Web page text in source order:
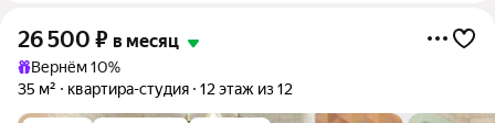
26 500 ₽ в месяц
Вернём 10%
35 м²
квартира-студия 12 этаж из 12